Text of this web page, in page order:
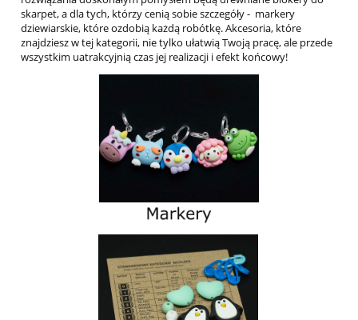
skarpet, a dla tych, którzy cenią sobie szczegóły - markery
dziewiarskie, które ozdobią każdą robótkę. Akcesoria, które
znajdziesz w tej kategorii, nie tylko ułatwią Twoją pracę, ale przede
wszystkim uatrakcyjnią czas jej realizacji i efekt końcowy!